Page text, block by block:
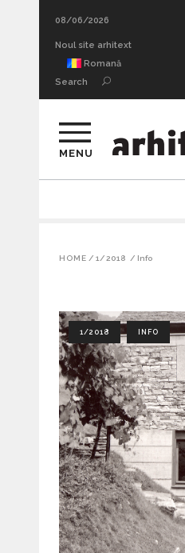
08/06/2026
Noul site arhitext
Romană
Search
MENU
HOME / 1/2018 / Info
1/2018 INFO